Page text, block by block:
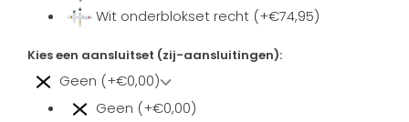
Wit onderblokset recht (+€74,95)
Kies een aansluitset (zij-aansluitingen):
Geen (+€0,00)
Geen (+€0,00)